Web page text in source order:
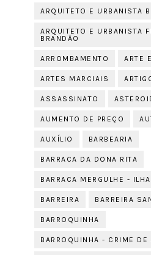
ARQUITETO E URBANISTA
ARQUITETO E URBANISTA
BRANDÃO
ARROMBAMENTO ARTE
ARTES MARCIAIS
ASSASSINATO
AUMENTO DE PREÇO
AUXÍLIO BARBEARIA
BARRACA DA DONA RITA
BARRACA MERGULHE -
BARREIRA BARREIRA
BARROQUINHA
BARROQUINHA - CRIME DE